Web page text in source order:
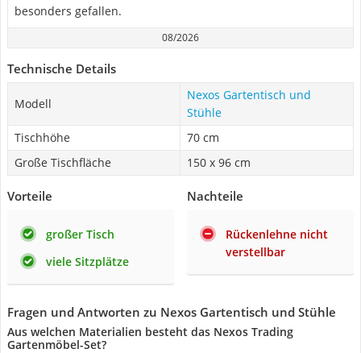
besonders gefallen.
08/2026
Technische Details
Modell
Nexos Gartentisch und
Stühle
Tischhöhe
70 cm
Große Tischfläche
150 x 96 cm
Vorteile
großer Tisch
viele Sitzplätze
Nachteile
Rückenlehne nicht
verstellbar
Fragen und Antworten zu Nexos Gartentisch und Stühle
Aus welchen Materialien besteht das Nexos Trading
Gartenmöbel-Set?